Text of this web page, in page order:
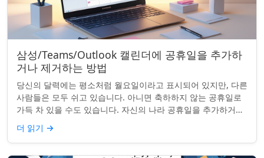
삼성/Teams/Outlook 캘린더에 공휴일을 추가하
거나 제거하는 방법
당신의 달력에는 평소처럼 월요일이라고 표시되어 있지만, 다른
사람들은 모두 쉬고 있습니다. 아니면 축하하지 않는 공휴일로
가득 차 있을 수도 있습니다. 자신의 나라 공휴일을 추가하거나
원하지 않는 공휴일을 정리하려는...
더 읽기 →